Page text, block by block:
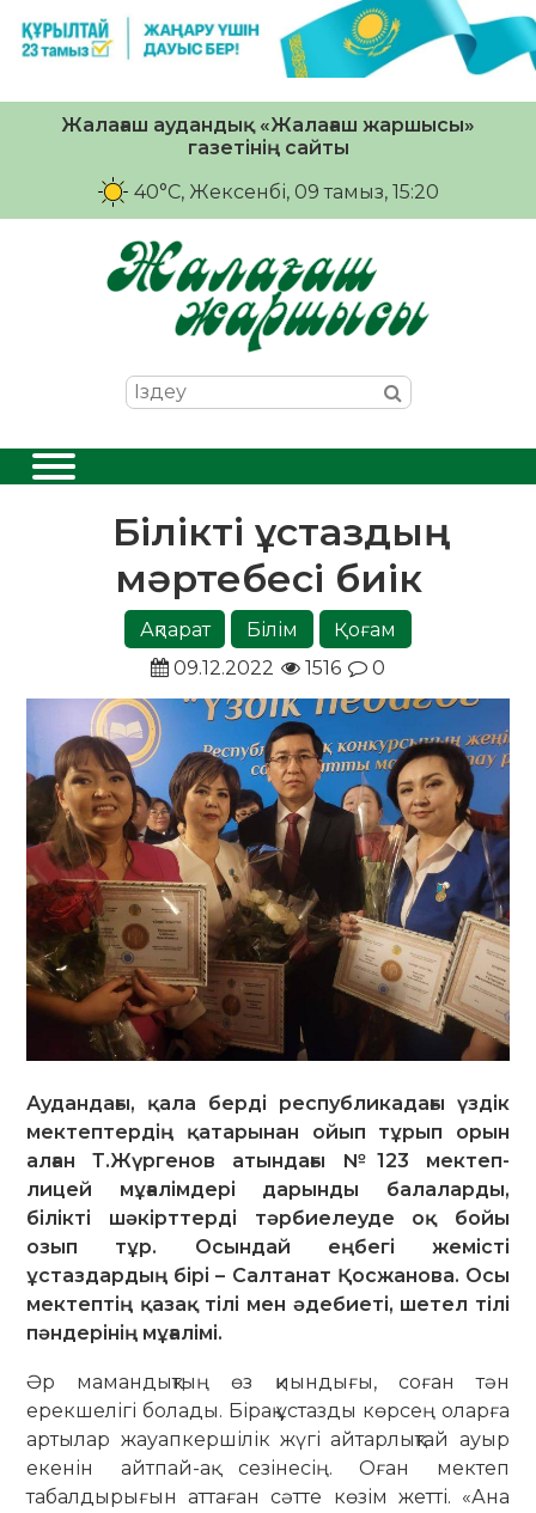
Жалағаш аудандық «Жалағаш жаршысы»
газетінің сайты
40°C, Жексенбі, 09 тамыз, 15:20
Білікті ұстаздың
мәртебесі биік
Ақпарат Білім
Қоғам
09.12.2022
1516 0
Аудандағы, қала берді республикадағы үздік
мектептердің қатарынан ойып тұрып орын
алған Т.Жүргенов атындағы №123 мектеп-
лицей мұғалімдері дарынды балаларды,
білікті шәкірттерді тәрбиелеуде оқ бойы
озып тұр. Осындай еңбегі жемісті
ұстаздардың бірі – Салтанат Қосжанова. Осы
мектептің қазақ тілі мен әдебиеті, шетел тілі
пәндерінің мұғалімі.
Әр мамандықтың өз қиындығы, соған тән
ерекшелігі болады. Бірақ ұстазды көрсең оларға
артылар жауапкершілік жүгі айтарлықтай ауыр
екенін айтпай-ақ сезінесің. Оған мектеп
табалдырығын аттаған сәтте көзім жетті. «Ана